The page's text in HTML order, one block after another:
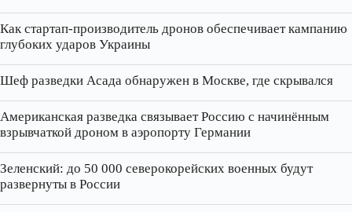
Как стартап‑производитель дронов обеспечивает кампанию
глубоких ударов Украины
Шеф разведки Асада обнаружен в Москве, где скрывался
Американская разведка связывает Россию с начинённым
взрывчаткой дроном в аэропорту Германии
Зеленский: до 50 000 северокорейских военных будут
развернуты в России